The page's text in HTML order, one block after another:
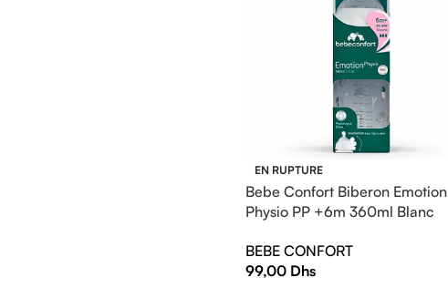
EN RUPTURE
Bebe Confort Biberon Emotion
Physio PP +6m 360ml Blanc
BEBE CONFORT
99,00 Dhs